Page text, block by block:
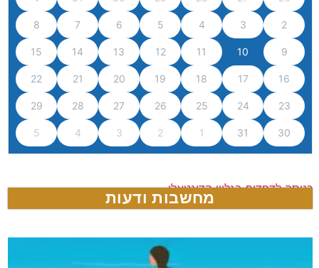
2
3
4
5
6
7
8
9
10
11
12
13
14
15
16
17
18
19
20
21
22
23
24
25
26
27
28
29
30
31
1
2
3
4
5
כניסה לדפדוף בגליון הדיגטאלי
מחשבות ודעות